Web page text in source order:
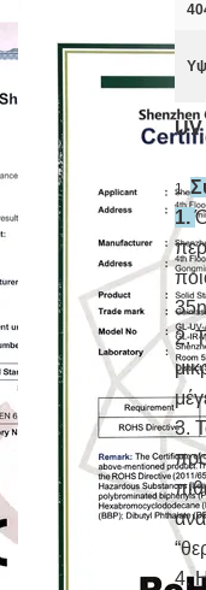
UV
1.
1.
2.
3.
4.